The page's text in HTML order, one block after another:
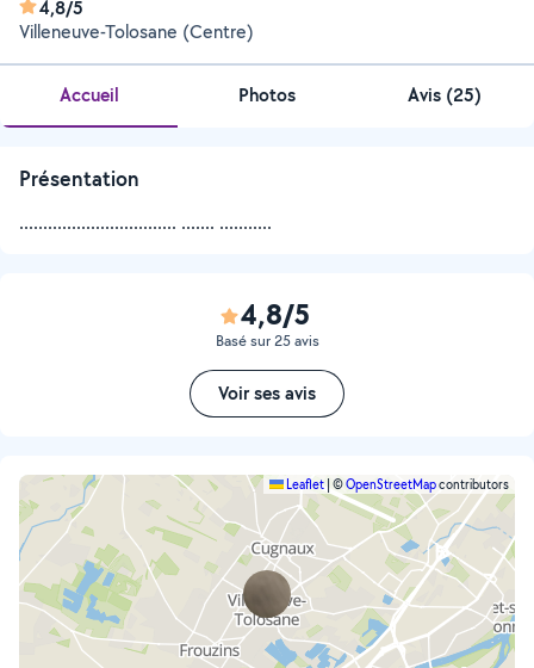
4,8/5
Villeneuve-Tolosane (Centre)
Accueil Photos Avis (25)
Présentation
................................. ....... ...........
4,8/5
Basé sur 25 avis
Voir ses avis
Leaflet| ©OpenStreetMapcontributors